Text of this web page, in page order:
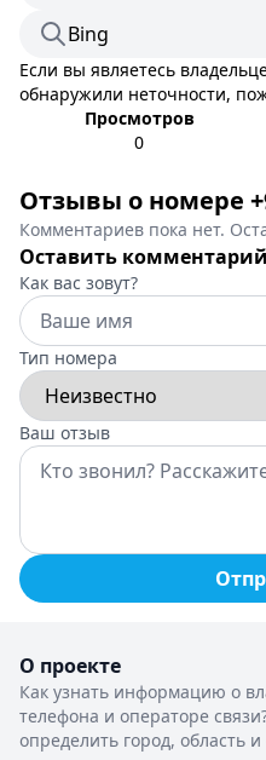
Bing
Если вы являетесь
обнаружили неточности,
Просмотров
0
Отзывы о номере
Комментариев пока нет.
Оставить комментарий
Как вас зовут?
Тип номера
Ваш отзыв
О проекте
Как узнать информацию о
телефона и операторе
определить город, область